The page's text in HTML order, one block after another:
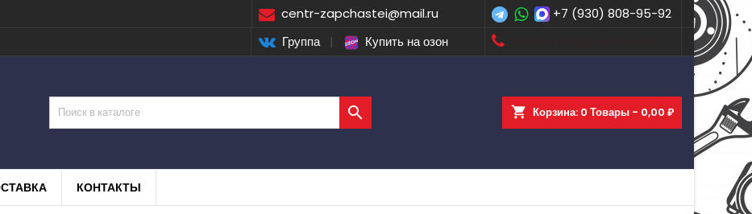
centr-zapchastei@mail.ru +7 (930) 808-95-92
Группа | Купить на озон
shopping_cart Корзина: 0 Товары - 0,00 ₽

КОНТАКТЫ